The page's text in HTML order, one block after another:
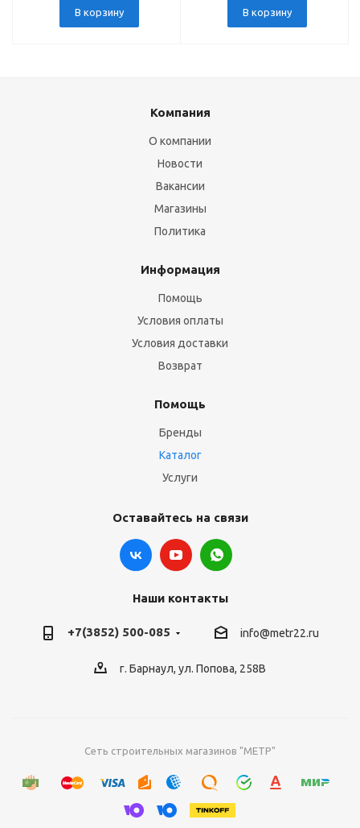
В корзину В корзину
Компания
О компании
Новости
Вакансии
Магазины
Политика
Информация
Помощь
Условия оплаты
Условия доставки
Возврат
Помощь
Бренды
Каталог
Услуги
Оставайтесь на связи
Наши контакты
+7(3852) 500-085 info@metr22.ru
г. Барнаул, ул. Попова, 258В
Сеть строительных магазинов "МЕТР"